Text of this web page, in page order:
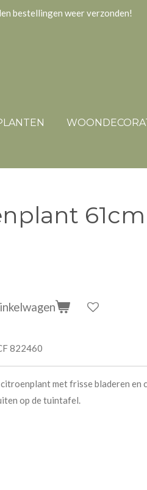
bestellingen weer verzonden!
61cm
822460
met frisse bladeren en
op de tuintafel.